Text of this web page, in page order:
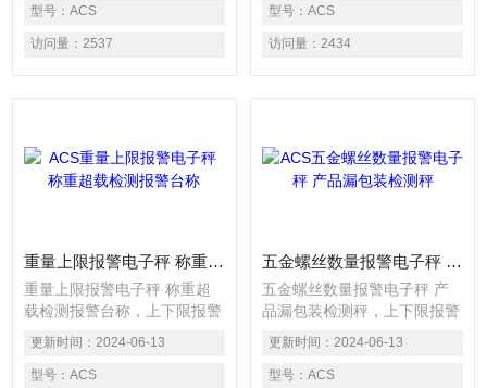
测、上下限判别或重量分级选
择，广泛应用于制药、食品、
保健品、日化、电池、轻工等
连续生产线中重量不合格的产
品，产品重量超出上限设定值
型号： ACS
访问量： 2537
测、上下限判别或重量分级选
择，广泛应用于制药、食品、
保健品、日化、电池、轻工等
连续生产线中重量不合格的产
品，产品重量超出上限设定值
型号： ACS
访问量： 2434
重量上限报警电子秤 称重超载检测报警台称
重量上限报警电子秤 称重超
载检测报警台称，上下限报警
电子秤主要用于各种自动化包
装流水线上自动重量检测、上
下限判别或重量分级选择，广
更新时间： 2024-06-13
型号： ACS
五金螺丝数量报警电子秤 产品漏包装检测秤
五金螺丝数量报警电子秤 产
品漏包装检测秤，上下限报警
电子秤主要用于各种自动化包
装流水线上自动重量检测、上
下限判别或重量分级选择，广
更新时间： 2024-06-13
型号： ACS